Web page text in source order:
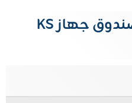
اكتشف ما يحتويه صندوق جهاز KS